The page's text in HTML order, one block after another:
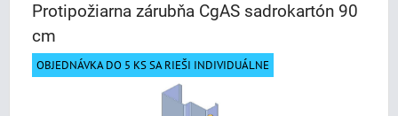
Protipožiarna zárubňa CgAS sadrokartón 90
cm
OBJEDNÁVKA DO 5 KS SA RIEŠI INDIVIDUÁLNE